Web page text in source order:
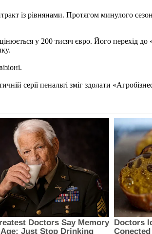
із рівнянами. Протягом минулого
у 200 тисяч євро. Його перехід до
серії пенальті зміг здолати